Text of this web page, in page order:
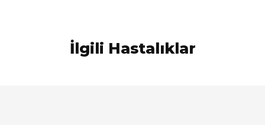
İlgili Hastalıklar